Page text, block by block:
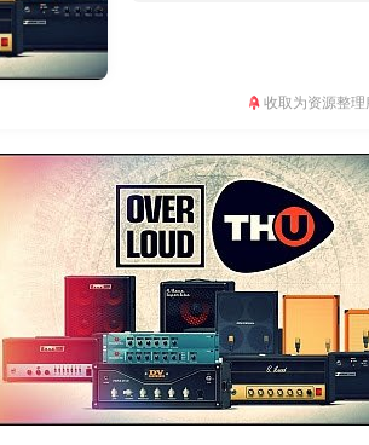
收取为资源整